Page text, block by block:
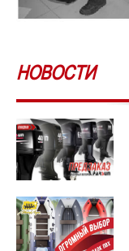
НОВОСТИ